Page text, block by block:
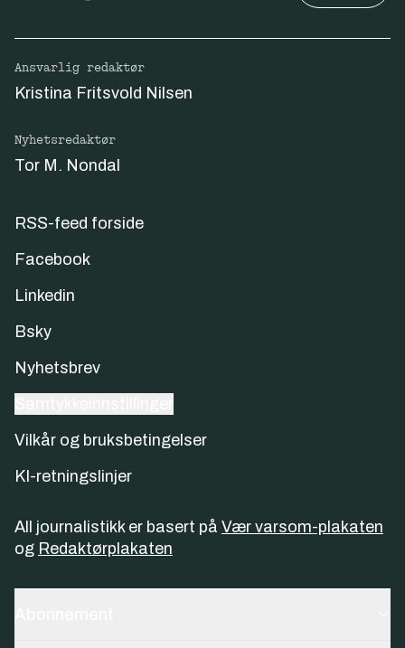
Ansvarlig redaktør
Kristina Fritsvold Nilsen
Nyhetsredaktør
Tor M. Nondal
RSS-feed forside
Facebook
Linkedin
Bsky
Nyhetsbrev
Vilkår og bruksbetingelser
KI-retningslinjer
All journalistikk er basert på Vær varsom-plakaten
og Redaktørplakaten